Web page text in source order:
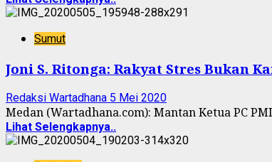
Sumut
Joni S. Ritonga: Rakyat Stres Bukan
Redaksi Wartadhana 5 Mei 2020
Medan (Wartadhana.com): Mantan Ketua PC
Lihat Selengkapnya..